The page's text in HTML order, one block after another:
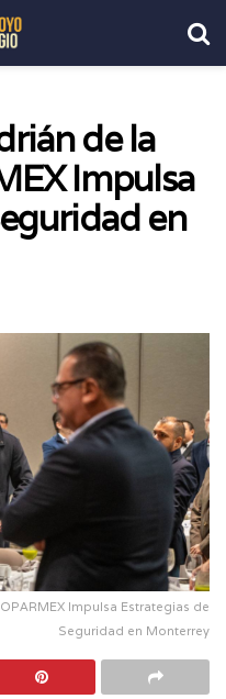
de la
Impulsa
en
Impulsa Estrategias de
Seguridad en Monterrey